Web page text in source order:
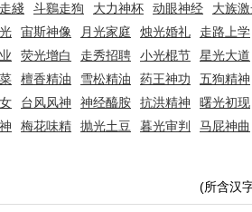
綫 斗鷄走狗 大力神杯 动眼神经
大族
宙斯神像 月光家庭 烛光婚礼
走路上学
荧光增白 走秀招聘 小光棍节
星光大道
檀香精油 雪松精油 药王神功
五狗精神
台风风神 神经醯胺 抗洪精神
曙光初现
梅花味精 抛光土豆 暮光审判
马屁神曲
(所含汉